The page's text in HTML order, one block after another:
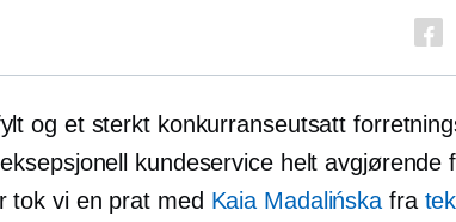
og et sterkt konkurranseutsatt
kundeservice helt avgjørende
tok vi en prat med Kaia Madalińska fra